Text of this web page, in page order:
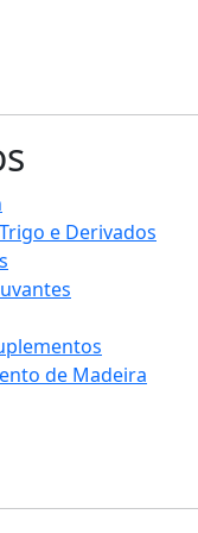
e Derivados
de Madeira